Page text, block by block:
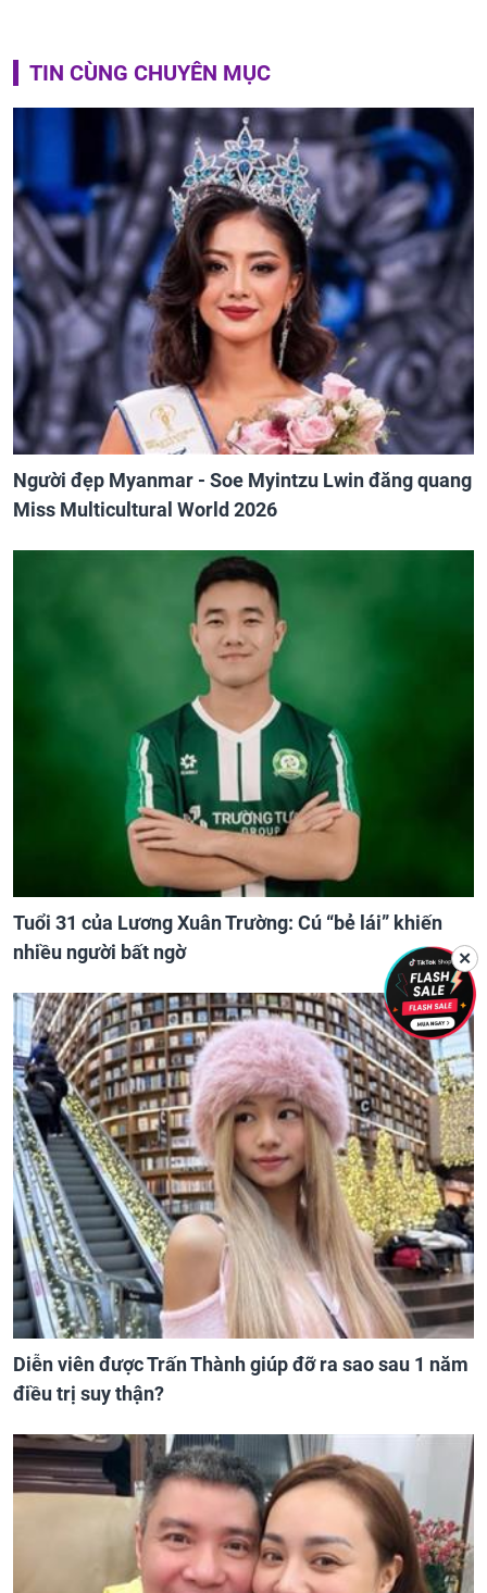
TIN CÙNG CHUYÊN MỤC
Người đẹp Myanmar - Soe Myintzu Lwin đăng quang
Miss Multicultural World 2026
Tuổi 31 của Lương Xuân Trường: Cú “bẻ lái” khiến
nhiều người bất ngờ
Diễn viên được Trấn Thành giúp đỡ ra sao sau 1 năm
điều trị suy thận?
✕